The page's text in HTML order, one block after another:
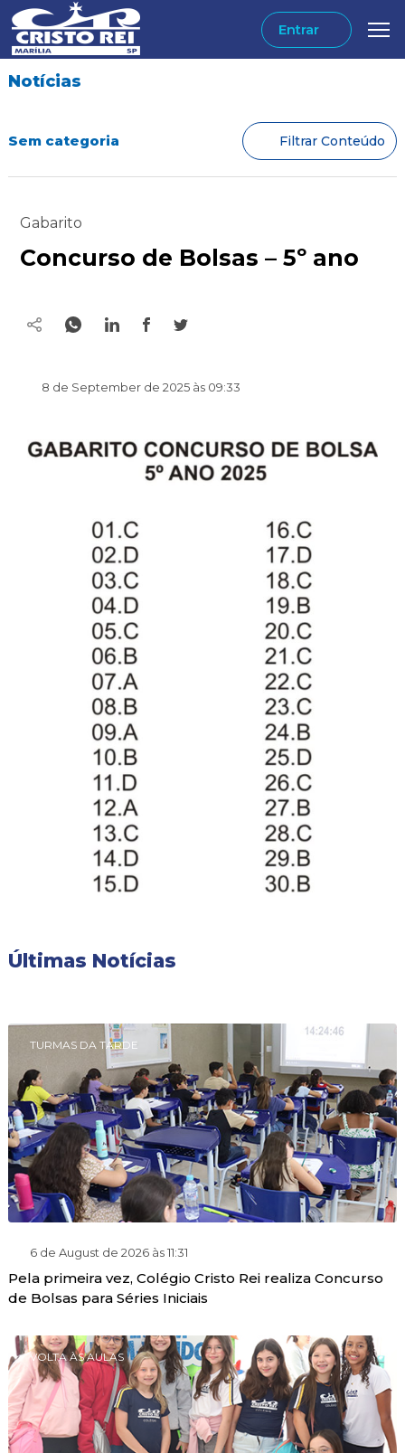
Entrar
Notícias
Sem categoria Filtrar Conteúdo
Gabarito
Concurso de Bolsas – 5º ano
8 de September de 2025 às 09:33
Últimas Notícias
TURMAS DA TARDE
6 de August de 2026 às 11:31
Pela primeira vez, Colégio Cristo Rei realiza Concurso
de Bolsas para Séries Iniciais
VOLTA ÀS AULAS